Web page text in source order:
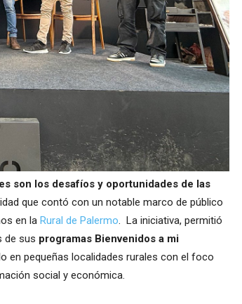
son los desafíos y oportunidades de las
que contó con un notable marco de público
en la Rural de Palermo. La iniciativa, permitió
de sus programas Bienvenidos a mi
en pequeñas localidades rurales con el foco
social y económica.